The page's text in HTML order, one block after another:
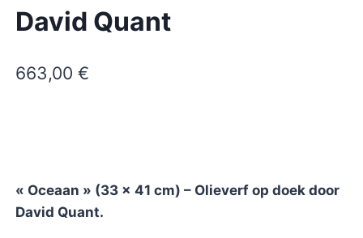
David Quant
663,00 €
« Oceaan » (33 x 41 cm) – Olieverf op doek door
David Quant.